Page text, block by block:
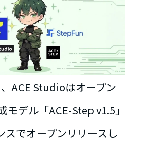
ACE Studioはオープン
モデル「ACE-Step v1.5」
スでオープンリリースし